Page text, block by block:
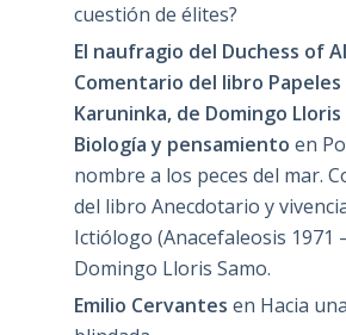
cuestión de élites?
El naufragio del Duchess of
Comentario del libro Papeles
Karuninka, de Domingo Lloris
Biología y pensamiento en
nombre a los peces del mar.
del libro Anecdotario y
Ictiólogo (Anacefaleosis 1971
Domingo Lloris Samo.
Emilio Cervantes en Hacia